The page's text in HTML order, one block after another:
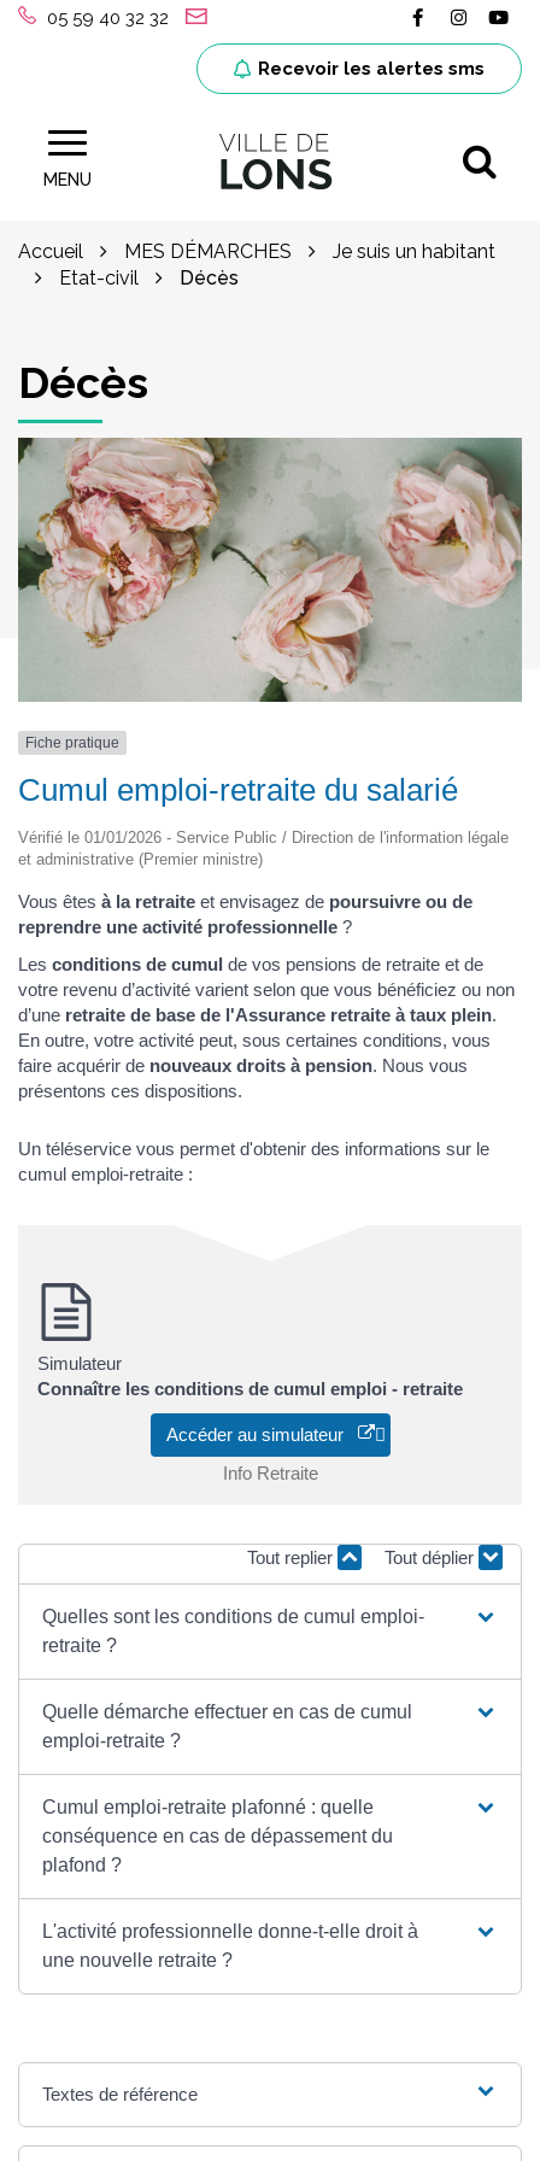
Gestion des traceurs
05 59 40 32 32 Lien vers le
Lien
Recevoir les alertes sms
MENU Site officiel de la ville de Lons (64)
Accueil MES DÉMARCHES
Je suis un habitant
Etat-civil
Décès
Décès
Fiche pratique
Cumul emploi-retraite du salarié
Vérifié le 01/01/2026 - Service Public / Direction de l'information légale
et administrative (Premier ministre)
Vous êtes à la retraite et envisagez de poursuivre ou de
reprendre une activité professionnelle ?
Les conditions de cumul de vos pensions de retraite et de
votre revenu d’activité varient selon que vous bénéficiez ou non
d’une retraite de base de l'Assurance retraite à taux plein.
En outre, votre activité peut, sous certaines conditions, vous
faire acquérir de nouveaux droits à pension. Nous vous
présentons ces dispositions.
Un téléservice vous permet d'obtenir des informations sur le
cumul emploi-retraite :
Simulateur
Connaître les conditions de cumul emploi - retraite
Accéder au simulateur
Info Retraite
Tout replier Tout déplier
Quelles sont les conditions de cumul emploi-
retraite ?
Quelle démarche effectuer en cas de cumul
emploi-retraite ?
Cumul emploi-retraite plafonné : quelle
conséquence en cas de dépassement du
plafond ?
L'activité professionnelle donne-t-elle droit à
une nouvelle retraite ?
Textes de référence